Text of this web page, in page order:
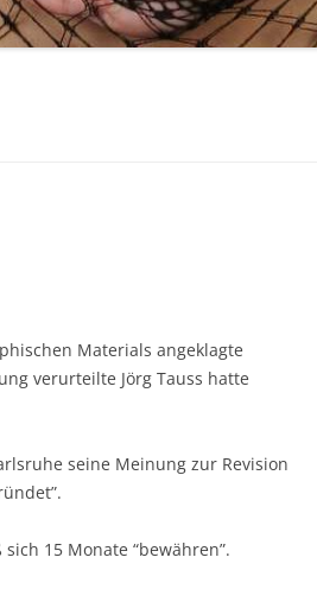
Materials angeklagte
verurteilte Jörg Tauss hatte
seine Meinung zur Revision
15 Monate “bewähren”.